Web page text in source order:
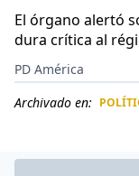
El órgano alertó
dura crítica al
PD América
Archivado en: